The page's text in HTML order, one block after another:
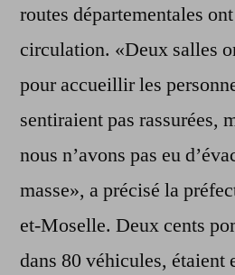
routes départementales
circulation. «Deux salles
pour accueillir les
sentiraient pas rassurées,
nous n’avons pas eu
masse», a précisé la
et-Moselle. Deux cents
dans 80 véhicules, étaient